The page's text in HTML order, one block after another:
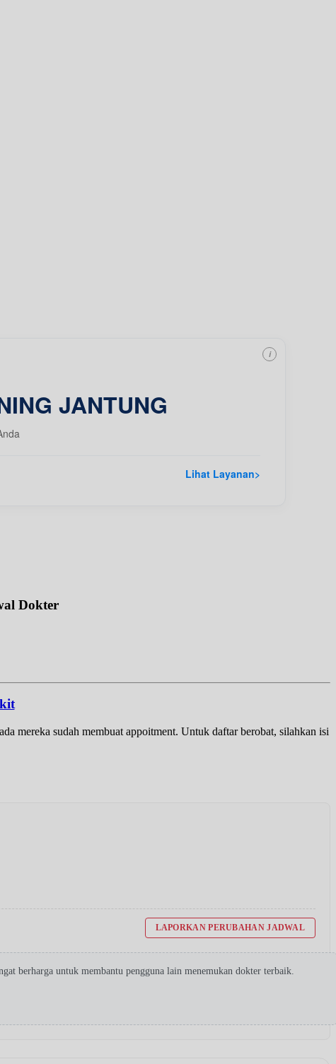
JANTUNG
Lihat Layanan>
i
Dokter
mereka sudah membuat appoitment. Untuk daftar berobat, silahkan isi
LAPORKAN PERUBAHAN JADWAL
berharga untuk membantu pengguna lain menemukan dokter terbaik.